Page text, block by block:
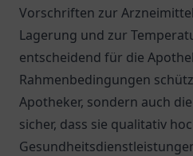
Vorschriften zur
Lagerung und zur
entscheidend für die
Rahmenbedingungen
Apotheker, sondern auch
sicher, dass sie qualitativ